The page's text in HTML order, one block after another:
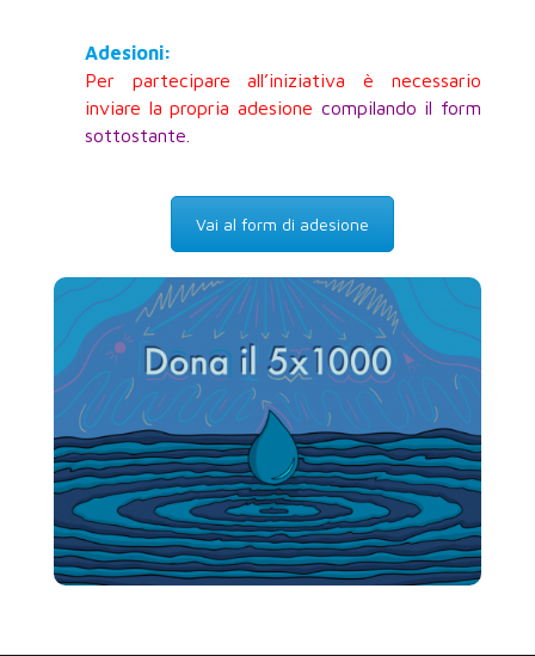
Adesioni:
Per partecipare all’iniziativa è necessario
inviare la propria adesione compilando il form
sottostante.
Vai al form di adesione